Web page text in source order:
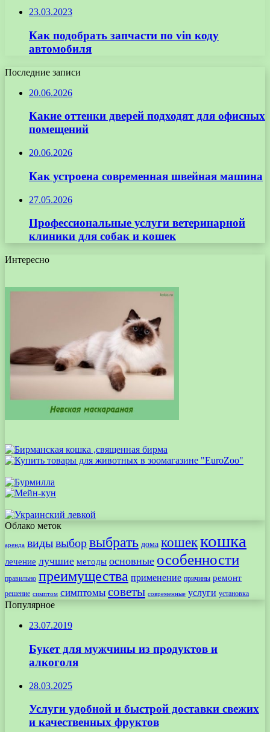
23.03.2023
Как подобрать запчасти по vin коду
автомобиля
Последние записи
20.06.2026
Какие оттенки дверей подходят для офисных
помещений
20.06.2026
Как устроена современная швейная машина
27.05.2026
Профессиональные услуги ветеринарной
клиники для собак и кошек
Интересно
Облако меток
аренда видывыборвыбрать дома кошеккошка
лечение лучшие методы основные особенности
правильно преимущества применение причины ремонт
решение симптом симптомы советы современные услуги установка
Популярное
23.07.2019
Букет для мужчины из продуктов и
алкоголя
28.03.2025
Услуги удобной и быстрой доставки свежих
и качественных фруктов